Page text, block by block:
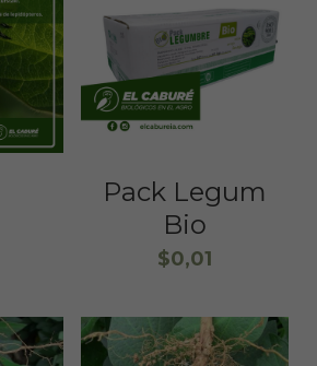
Pack Legum
Bio
$0,01